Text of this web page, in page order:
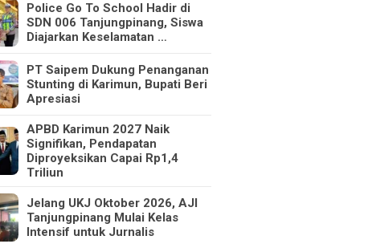
Police Go To School Hadir di
SDN 006 Tanjungpinang, Siswa
Diajarkan Keselamatan …
PT Saipem Dukung Penanganan
Stunting di Karimun, Bupati Beri
Apresiasi
APBD Karimun 2027 Naik
Signifikan, Pendapatan
Diproyeksikan Capai Rp1,4
Triliun
Jelang UKJ Oktober 2026, AJI
Tanjungpinang Mulai Kelas
Intensif untuk Jurnalis